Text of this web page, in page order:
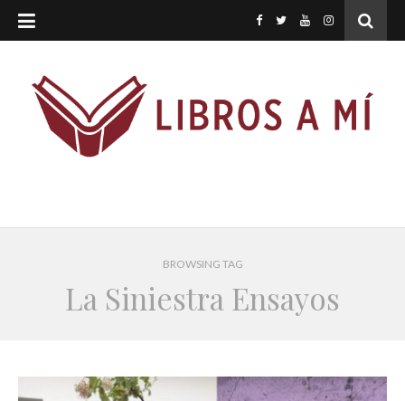
BROWSING TAG
La Siniestra Ensayos